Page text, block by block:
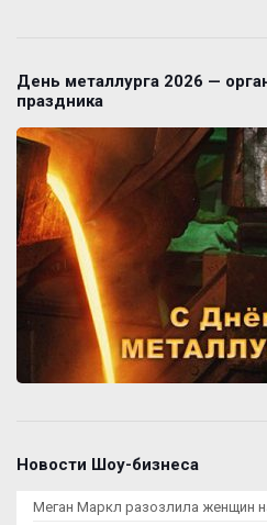
День металлурга 2026 —
праздника
Новости Шоу-бизнеса
Меган Маркл разозлила женщин